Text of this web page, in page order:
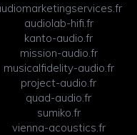
audiolab-hifi.fr
kanto-audio.fr
mission-audio.fr
musicalfidelity-audio.fr
project-audio.fr
quad-audio.fr
sumiko.fr
vienna-acoustics.fr